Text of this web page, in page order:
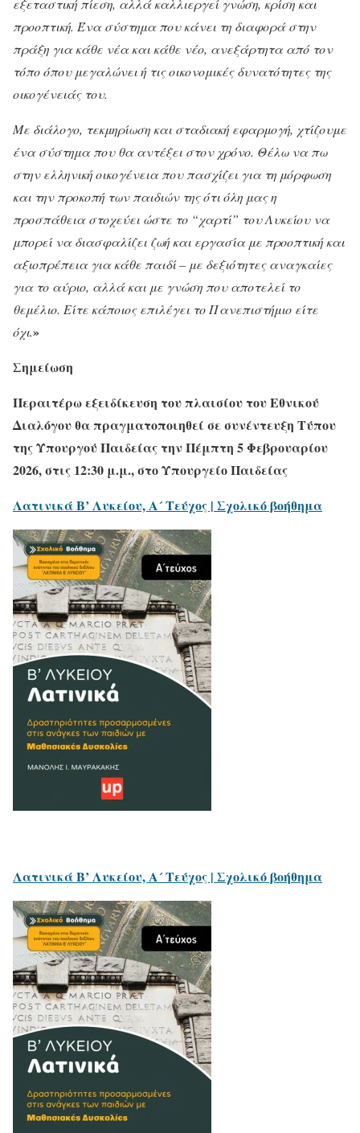
προοπτική. Ένα σύστημα που κάνει τη διαφορά στην
πράξη για κάθε νέα και κάθε νέο, ανεξάρτητα από τον
τόπο όπου μεγαλώνει ή τις οικονομικές δυνατότητες της
οικογένειάς του.
Με διάλογο, τεκμηρίωση και σταδιακή εφαρμογή, χτίζουμε
ένα σύστημα που θα αντέξει στον χρόνο. Θέλω να πω
στην ελληνική οικογένεια που πασχίζει για τη μόρφωση
και την προκοπή των παιδιών της ότι όλη μας η
προσπάθεια στοχεύει ώστε το “χαρτί” του Λυκείου να
μπορεί να διασφαλίζει ζωή και εργασία με προοπτική και
αξιοπρέπεια για κάθε παιδί – με δεξιότητες αναγκαίες
για το αύριο, αλλά και με γνώση που αποτελεί το
θεμέλιο. Είτε κάποιος επιλέγει το Πανεπιστήμιο είτε
όχι.»
Σημείωση
Περαιτέρω εξειδίκευση του πλαισίου του Εθνικού
Διαλόγου θα πραγματοποιηθεί σε συνέντευξη Τύπου
της Υπουργού Παιδείας την Πέμπτη 5 Φεβρουαρίου
2026, στις 12:30 μ.μ., στο Υπουργείο Παιδείας
Λατινικά Β’ Λυκείου, Α´ Τεύχος | Σχολικό βοήθημα
Λατινικά Β’ Λυκείου, Α´ Τεύχος | Σχολικό βοήθημα